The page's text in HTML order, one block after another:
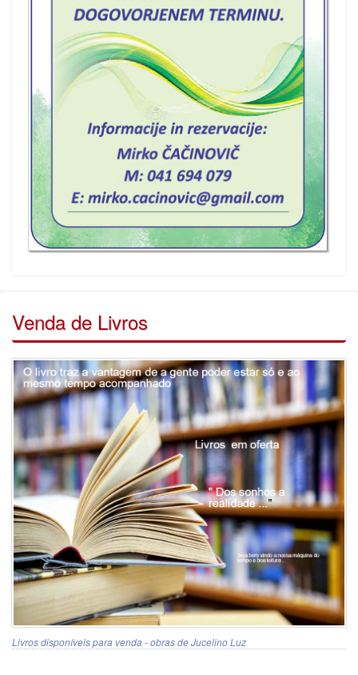
Venda de Livros
Livros disponíveis para venda - obras de Jucelino Luz